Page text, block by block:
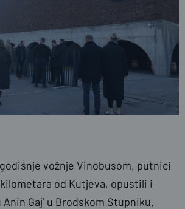
vožnje Vinobusom, putnici
od Kutjeva, opustili i
Gaj’ u Brodskom Stupniku.